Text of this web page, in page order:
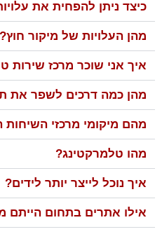
כיצד ניתן להפחית את
מהן העלויות של מיקור חוץ?
איך אני שוכר מרכז שירות
מהן כמה דרכים לשפר את
מהם מיקומי מרכזי השיחות
מהו טלמרקטינג?
איך נוכל לייצר יותר לידים?
אילו אתרים בתחום הייתם